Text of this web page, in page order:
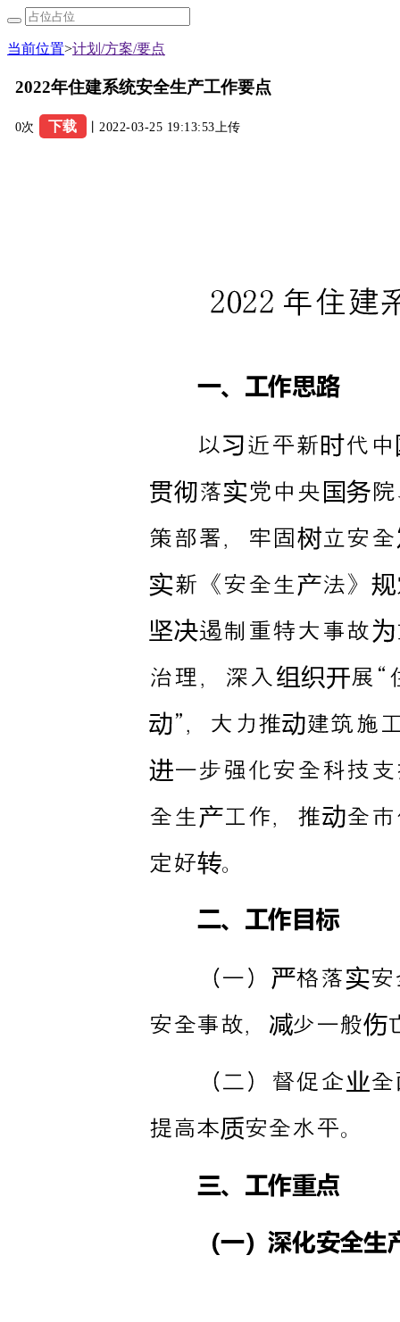
当前位置>计划/方案/要点
2022年住建系统安全生产工作要点
0次 下载 丨2022-03-25 19:13:53上传